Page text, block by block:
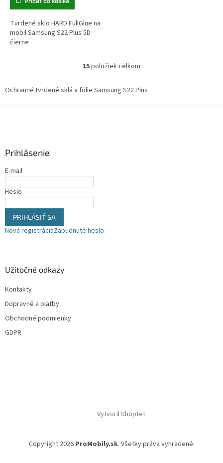
Tvrdené sklo HARD FullGlue na
mobil Samsung S22 Plus 5D
čierne
O
l
d
15položiek celkom
Ochranné tvrdené sklá a fólie Samsung S22 Plus
Prihlásenie
E-mail
Heslo
PRIHLÁSIŤ SA
Nová registráciaZabudnuté heslo
Užitočné odkazy
Kontakty
Dopravné a platby
Obchodné podmienky
GDPR
Vytvoril Shoptet
Copyright 2026 ProMobily.sk. Všetky práva vyhradené.